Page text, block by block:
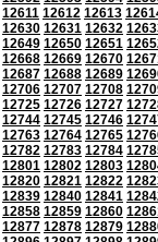
12611 12612 12613
12630 12631 12632
12649 12650 12651
12668 12669 12670
12687 12688 12689
12706 12707 12708
12725 12726 12727
12744 12745 12746
12763 12764 12765
12782 12783 12784
12801 12802 12803
12820 12821 12822
12839 12840 12841
12858 12859 12860
12877 12878 12879